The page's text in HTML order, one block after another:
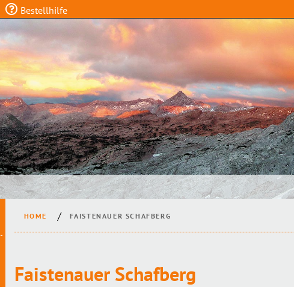
Bestellhilfe
HOME FAISTENAUER SCHAFBERG
Faistenauer Schafberg